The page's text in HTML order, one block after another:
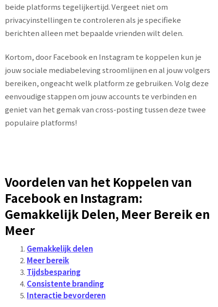
beide platforms tegelijkertijd. Vergeet niet om
privacyinstellingen te controleren als je specifieke
berichten alleen met bepaalde vrienden wilt delen.
Kortom, door Facebook en Instagram te koppelen kun je
jouw sociale mediabeleving stroomlijnen en al jouw volgers
bereiken, ongeacht welk platform ze gebruiken. Volg deze
eenvoudige stappen om jouw accounts te verbinden en
geniet van het gemak van cross-posting tussen deze twee
populaire platforms!
Voordelen van het Koppelen van
Facebook en Instagram:
Gemakkelijk Delen, Meer Bereik en
Meer
Gemakkelijk delen
Meer bereik
Tijdsbesparing
Consistente branding
Interactie bevorderen